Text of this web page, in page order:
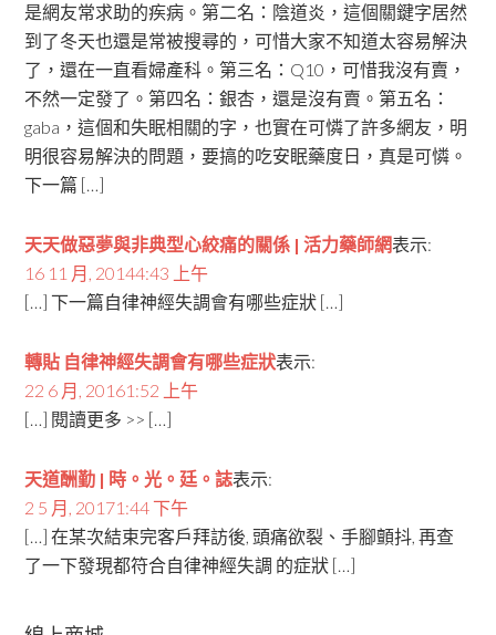
是網友常求助的疾病。第二名：陰道炎，這個關鍵字居然
到了冬天也還是常被搜尋的，可惜大家不知道太容易解決
了，還在一直看婦產科。第三名：Q10，可惜我沒有賣，
不然一定發了。第四名：銀杏，還是沒有賣。第五名：
gaba，這個和失眠相關的字，也實在可憐了許多網友，明
明很容易解決的問題，要搞的吃安眠藥度日，真是可憐。
下一篇 […]
天天做惡夢與非典型心絞痛的關係 | 活力藥師網表示:
16 11 月, 20144:43 上午
[…] 下一篇自律神經失調會有哪些症狀 […]
轉貼 自律神經失調會有哪些症狀表示:
22 6 月, 20161:52 上午
[…] 閱讀更多 >> […]
天道酬勤 | 時。光。廷。誌表示:
2 5 月, 20171:44 下午
[…] 在某次結束完客戶拜訪後, 頭痛欲裂、手腳顫抖, 再查
了一下發現都符合自律神經失調 的症狀 […]